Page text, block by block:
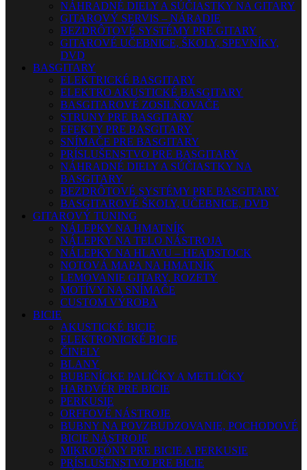
NÁHRADNÉ DIELY A SÚČIASTKY NA GITARY
GITAROVÝ SERVIS – NÁRADIE
BEZDRÔTOVÉ SYSTÉMY PRE GITARY
GITAROVÉ UČEBNICE, ŠKOLY, SPEVNÍKY,
DVD
BASGITARY
ELEKTRICKÉ BASGITARY
ELEKTRO AKUSTICKÉ BASGITARY
BASGITAROVÉ ZOSILŇOVAČE
STRUNY PRE BASGITARY
EFEKTY PRE BASGITARY
SNÍMAČE PRE BASGITARY
PRÍSLUŠENSTVO PRE BASGITARY
NÁHRADNÉ DIELY A SÚČIASTKY NA
BASGITARY
BEZDRÔTOVÉ SYSTÉMY PRE BASGITARY
BASGITAROVÉ ŠKOLY, UČEBNICE, DVD
GITAROVÝ TUNING
NÁLEPKY NA HMATNÍK
NÁLEPKY NA TELO NÁSTROJA
NÁLEPKY NA HLAVU – HEADSTOCK
NOTOVÁ MAPA NA HMATNÍK
LEMOVANIE GITARY, ROZETY
MOTÍVY NA SNÍMAČE
CUSTOM VÝROBA
BICIE
AKUSTICKÉ BICIE
ELEKTRONICKÉ BICIE
ČINELY
BLANY
BUBENÍCKE PALIČKY A METLIČKY
HARDVÉR PRE BICIE
PERKUSIE
ORFFOVÉ NÁSTROJE
BUBNY NA POVZBUDZOVANIE, POCHODOVÉ
BICIE NÁSTROJE
MIKROFÓNY PRE BICIE A PERKUSIE
PRÍSLUŠENSTVO PRE BICIE